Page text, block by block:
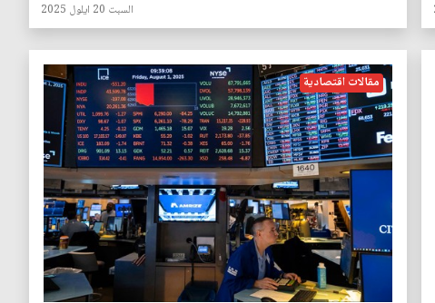
السبت 20 ايلول 2025
مقالات اقتصادية